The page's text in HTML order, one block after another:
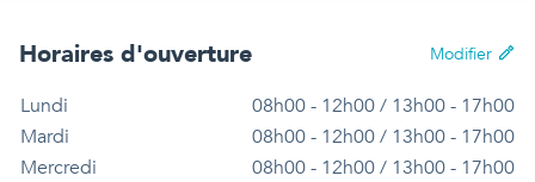
Horaires d'ouverture Modifier
Lundi
08h00 - 12h00 / 13h00 - 17h00
Mardi
08h00 - 12h00 / 13h00 - 17h00
Mercredi
08h00 - 12h00 / 13h00 - 17h00